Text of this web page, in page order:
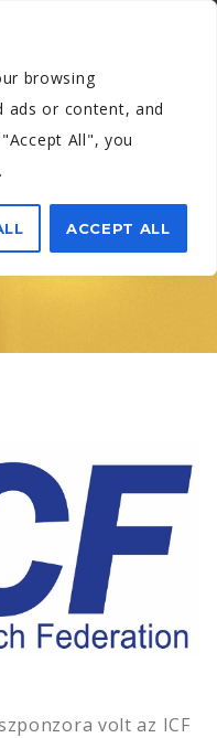
browsing
ads or content, and
All", you
ACCEPT ALL
ELSŐ ÉVET
volt az ICF